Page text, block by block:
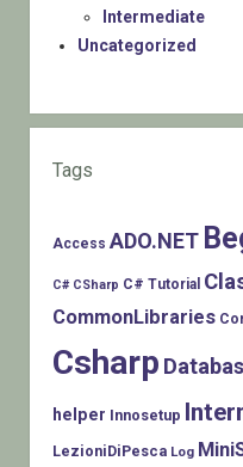
Intermediate
Uncategorized
Tags
Access ADO.NET
C# CSharp C# Tutorial
CommonLibraries
Csharp
helper Innosetup
LezioniDiPesca Log